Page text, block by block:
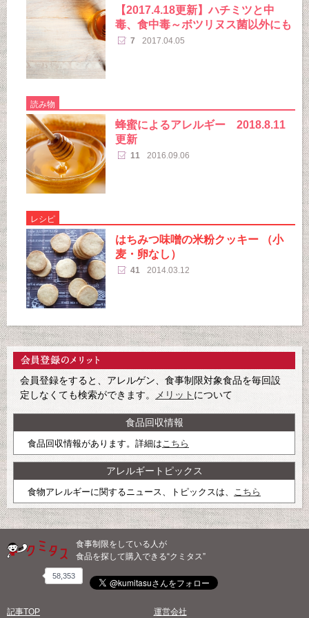
【2017.4.18更新】ハチミツと中
毒、食中毒～ボツリヌス菌以外にも
7 2017.04.05
読み物
蜂蜜によるアレルギー 2018.8.11
更新
11 2016.09.06
レシピ
はちみつ味噌の米粉クッキー （小
麦・卵なし）
41 2014.03.12
会員登録をすると、アレルゲン、食事制限対象食品を毎回設
定しなくても検索ができます。
メリット について
食品回収情報
食品回収情報があります。詳細はこちら
アレルギートピックス
食物アレルギーに関するニュース、トピックスは、 こちら
食事制限をしている人が
食品を探して購入できる“クミタス”
58,353
記事TOP 運営会社